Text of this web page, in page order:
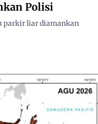
Polisi
parkir liar diamankan